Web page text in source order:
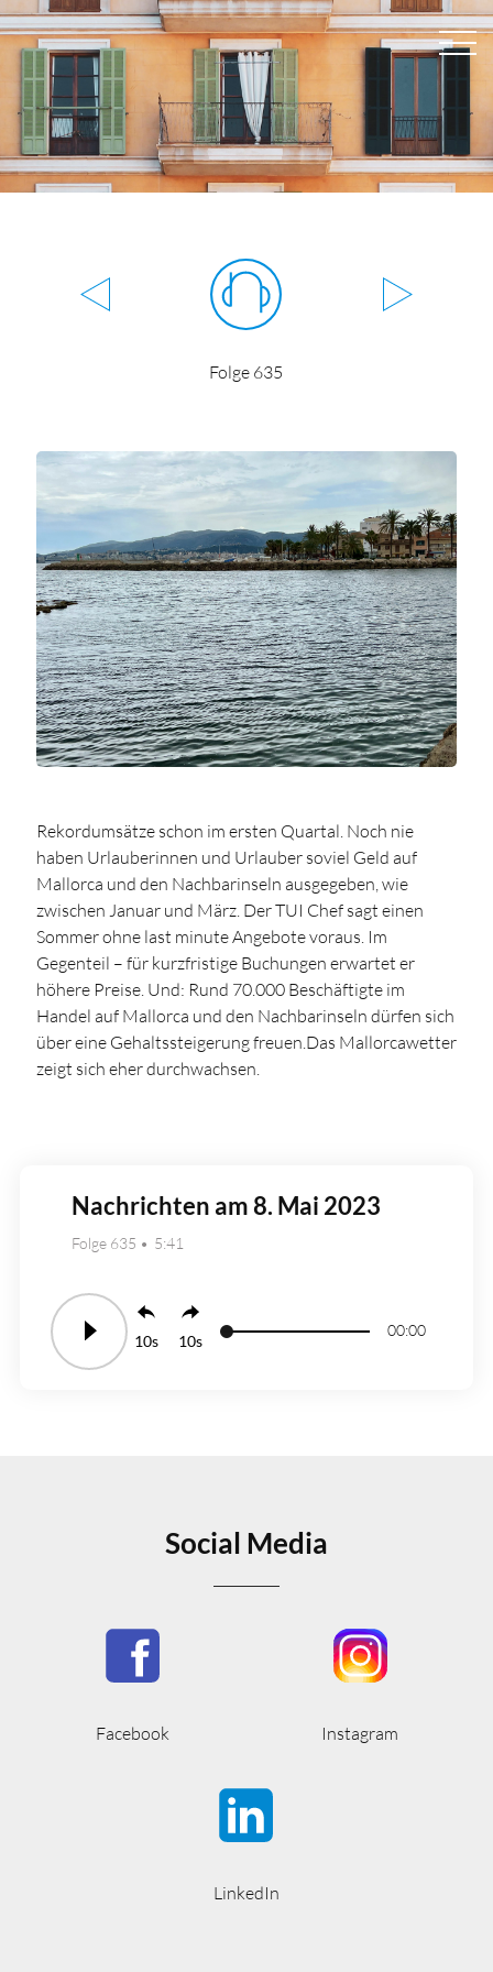
Folge 635
Rekordumsätze schon im ersten Quartal. Noch nie
haben Urlauberinnen und Urlauber soviel Geld auf
Mallorca und den Nachbarinseln ausgegeben, wie
zwischen Januar und März. Der TUI Chef sagt einen
Sommer ohne last minute Angebote voraus. Im
Gegenteil – für kurzfristige Buchungen erwartet er
höhere Preise. Und: Rund 70.000 Beschäftigte im
Handel auf Mallorca und den Nachbarinseln dürfen sich
über eine Gehaltssteigerung freuen.Das Mallorcawetter
zeigt sich eher durchwachsen.
Nachrichten am 8. Mai 2023
Folge 635 5:41
10 10
00:00
Social Media
Facebook Instagram
LinkedIn